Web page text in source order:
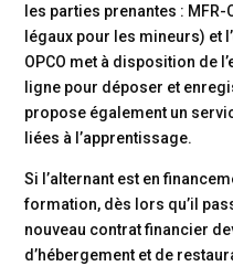
les parties prenantes : MFR-
légaux pour les mineurs) et
OPCO met à disposition de
ligne pour déposer et
propose également un
liées à l’apprentissage.
Si l’alternant est en
formation, dès lors qu’il
nouveau contrat financier
d’hébergement et de